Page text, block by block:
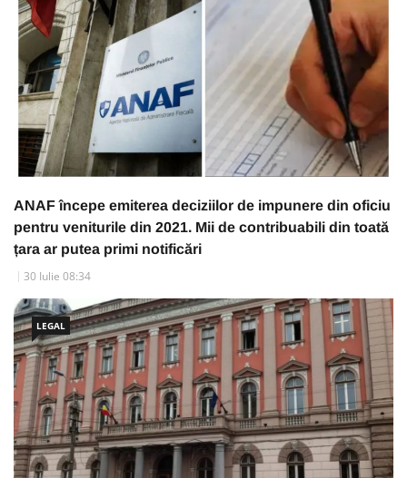
ANAF începe emiterea deciziilor de impunere din oficiu
pentru veniturile din 2021. Mii de contribuabili din toată
țara ar putea primi notificări
30 Iulie 08:34
LEGAL